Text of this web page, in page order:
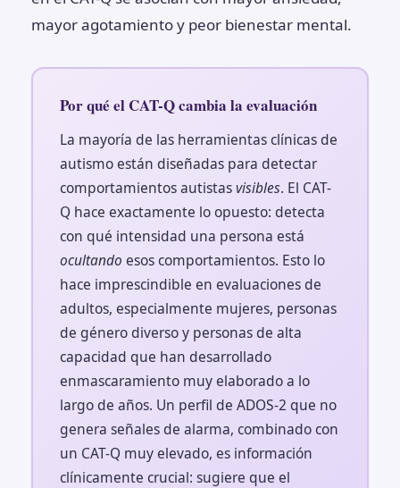
mayor agotamiento y peor bienestar mental.
Por qué el CAT-Q cambia la evaluación
La mayoría de las herramientas clínicas de
autismo están diseñadas para detectar
comportamientos autistasvisibles. El CAT-
Q hace exactamente lo opuesto: detecta
con qué intensidad una persona está
ocultando esos comportamientos. Esto lo
hace imprescindible en evaluaciones de
adultos, especialmente mujeres, personas
de género diverso y personas de alta
capacidad que han desarrollado
enmascaramiento muy elaborado a lo
largo de años. Un perfil de ADOS-2 que no
genera señales de alarma, combinado con
un CAT-Q muy elevado, es información
clínicamente crucial: sugiere que el